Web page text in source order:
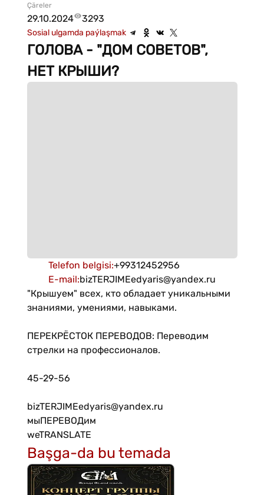
Çäreler
29.10.2024 3293
Sosial ulgamda paýlaşmak
ГОЛОВА - "ДОМ СОВЕТОВ",
НЕТ КРЫШИ?
Telefon belgisi:+99312452956
E-mail:bizTERJIMEedyaris@yandex.ru
"Крышуем" всех, кто обладает уникальными
знаниями, умениями, навыками.
ПЕРЕКРЁСТОК ПЕРЕВОДОВ: Переводим
стрелки на профессионалов.
45-29-56
bizTERJIMEedyaris@yandex.ru
мыПЕРЕВОДим
weTRANSLATE
Başga-da bu temada